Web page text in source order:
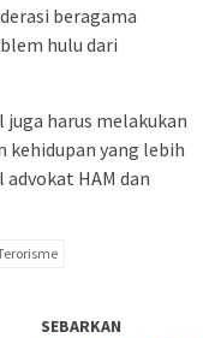
beragama
hulu dari
harus melakukan
kehidupan yang lebih
HAM dan
SEBARKAN